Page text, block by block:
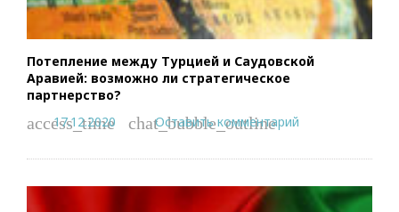
Потепление между Турцией и Саудовской
Аравией: возможно ли стратегическое
партнерство?
access_time
17.12.2020 chat_bubble_outline
Оставить комментарий